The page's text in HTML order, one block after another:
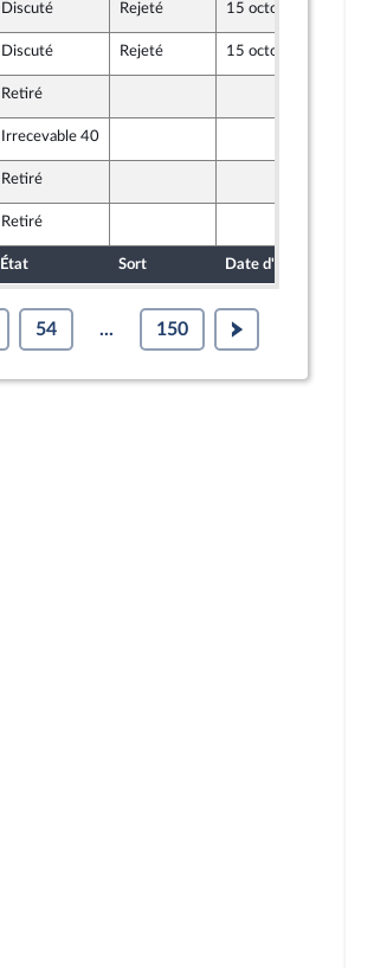
Discuté Rejeté 15 octobre 2020
Discuté Rejeté 15 octobre 2020
Retiré
Irrecevable 40
Retiré
Retiré
État Sort Date d'examen
54 ... 150